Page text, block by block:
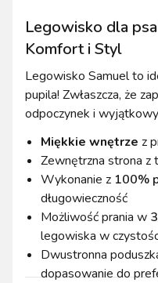
Legowisko dla
Komfort i Styl
Legowisko Samuel to
pupila! Zwłaszcza, że
odpoczynek i
Miękkie wnętrze z
Zewnętrzna strona z
Wykonanie z 100%
długowieczność
Możliwość prania w
legowiska w
Dwustronna
dopasowanie do